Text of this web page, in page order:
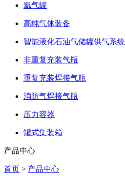
氦气罐
高纯气体装备
智能液化石油气储罐供气系统
非重复充装气瓶
重复充装焊接气瓶
消防气焊接气瓶
压力容器
罐式集装箱
产品中心
首页 > 产品中心